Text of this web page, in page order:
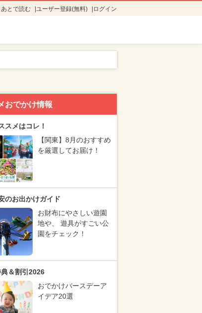
あとで読む ユーザー登録(無料) ログイン
おでかけ情報
スメはコレ！
【関東】8月のおすすめ
を厳選してお届け！
のお出かけガイド
お財布にやさしい遊園
地や、 遊具がすごい公
園をチェック！
＆割引2026
おでかけバースデーア
イデア20選